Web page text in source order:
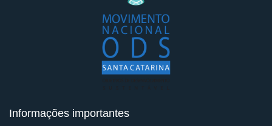
Informações importantes